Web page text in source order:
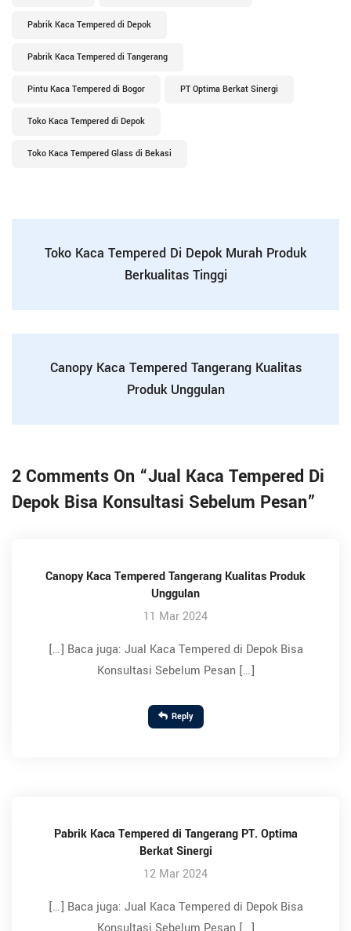
Pabrik Kaca Tempered di Depok
Pabrik Kaca Tempered di Tangerang
Pintu Kaca Tempered di Bogor PT Optima Berkat Sinergi
Toko Kaca Tempered di Depok
Toko Kaca Tempered Glass di Bekasi
Toko Kaca Tempered Di Depok Murah Produk
Berkualitas Tinggi
Canopy Kaca Tempered Tangerang Kualitas
Produk Unggulan
2 Comments On “Jual Kaca Tempered Di
Depok Bisa Konsultasi Sebelum Pesan”
Canopy Kaca Tempered Tangerang Kualitas Produk
Unggulan
11 Mar 2024
[…] Baca juga: Jual Kaca Tempered di Depok Bisa
Konsultasi Sebelum Pesan […]
Reply
Pabrik Kaca Tempered di Tangerang PT. Optima
Berkat Sinergi
12 Mar 2024
[…] Baca juga: Jual Kaca Tempered di Depok Bisa